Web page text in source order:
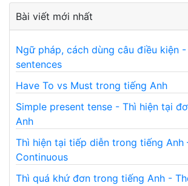
Bài viết mới nhất
Ngữ pháp, cách dùng câu điều kiện
sentences
Have To vs Must trong tiếng Anh
Simple present tense - Thì hiện tại
Anh
Thì hiện tại tiếp diễn trong tiếng Anh
Continuous
Thì quá khứ đơn trong tiếng Anh -